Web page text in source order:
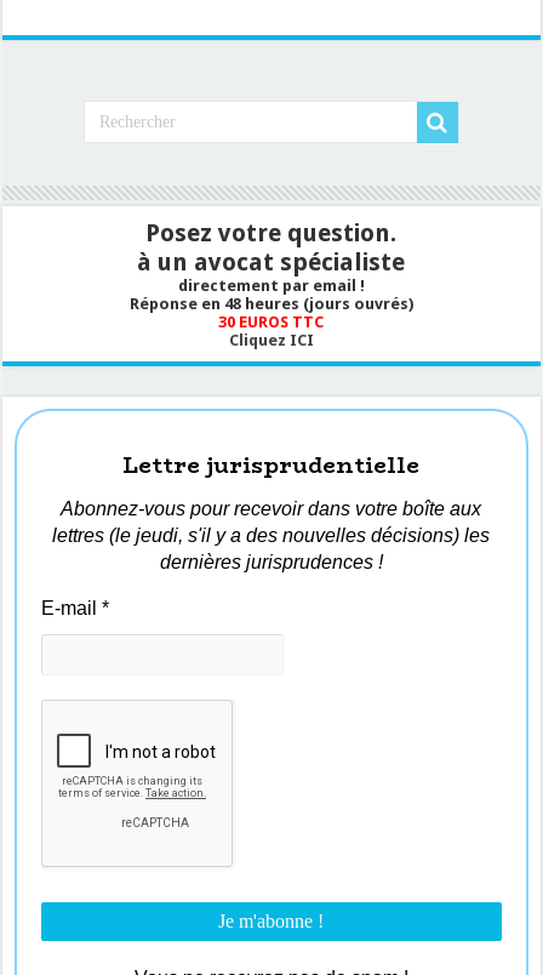
Posez votre question.
à un avocat spécialiste
directement par email !
Réponse en 48 heures (jours ouvrés)
30 EUROS TTC
Cliquez ICI
Lettre jurisprudentielle
Abonnez-vous pour recevoir dans votre boîte aux
lettres (le jeudi, s'il y a des nouvelles décisions) les
dernières jurisprudences !
E-mail*